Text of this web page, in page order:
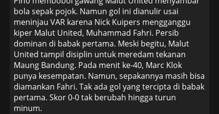
bola sepak pojok. Namun gol ini dianulir usai
meninjau VAR karena Nick Kuipers mengganggu
kiper Malut United, Muhammad Fahri. Persib
dominan di babak pertama. Meski begitu, Malut
United tampil disiplin untuk meredam tekanan
Maung Bandung. Pada menit ke-40, Marc Klok
punya kesempatan. Namun, sepakannya masih bisa
diamankan Fahri. Tak ada gol yang tercipta di babak
pertama. Skor 0-0 tak berubah hingga turun
minum.